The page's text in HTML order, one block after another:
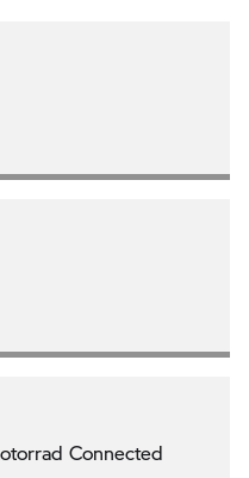
Connected